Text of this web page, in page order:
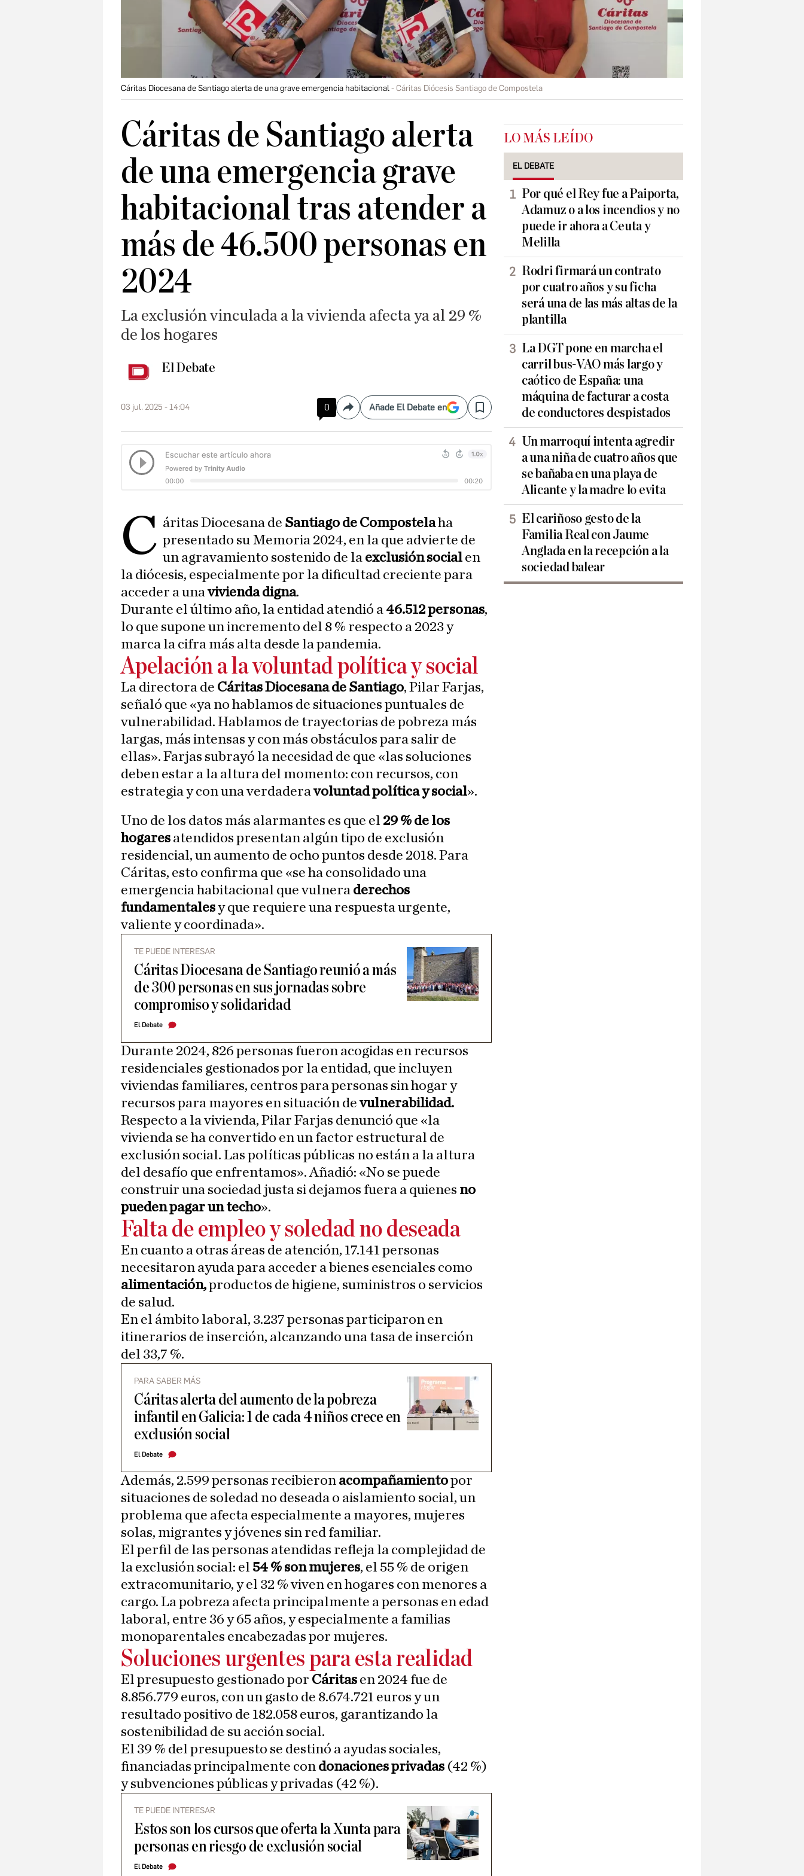
Cáritas Diocesana de Santiago alerta de una grave emergencia habitacional Cáritas Diócesis Santiago de Compostela
Cáritas de Santiago alerta
de una emergencia grave
habitacional tras atender a
más de 46.500 personas en
2024
La exclusión vinculada a la vivienda afecta ya al 29 %
de los hogares
El Debate
03 jul. 2025 - 14:04 0 CompartirAñade El Debate en Save
C áritas Diocesana de Santiago de Compostelaha
presentado su Memoria 2024, en la que advierte de
un agravamiento sostenido de la exclusión social en
la diócesis, especialmente por la dificultad creciente para
acceder a unavivienda digna.
Durante el último año, la entidad atendió a 46.512 personas,
lo que supone un incremento del 8 % respecto a 2023 y
marca la cifra más alta desde la pandemia.
Apelación a la voluntad política y social
La directora de Cáritas Diocesana de Santiago, Pilar Farjas,
señaló que «ya no hablamos de situaciones puntuales de
vulnerabilidad. Hablamos de trayectorias de pobreza más
largas, más intensas y con más obstáculos para salir de
ellas». Farjas subrayó la necesidad de que «las soluciones
deben estar a la altura del momento: con recursos, con
estrategia y con una verdaderavoluntad política y social».
Uno de los datos más alarmantes es que el 29 % de los
hogares atendidos presentan algún tipo de exclusión
residencial, un aumento de ocho puntos desde 2018. Para
Cáritas, esto confirma que «se ha consolidado una
emergencia habitacional que vulnera derechos
fundamentalesy que requiere una respuesta urgente,
valiente y coordinada».
TE PUEDE INTERESAR
Cáritas Diocesana de Santiago reunió a más
de 300 personas en sus jornadas sobre
compromiso y solidaridad
El Debate
Durante 2024, 826 personas fueron acogidas en recursos
residenciales gestionados por la entidad, que incluyen
viviendas familiares, centros para personas sin hogar y
recursos para mayores en situación devulnerabilidad.
Respecto a la vivienda, Pilar Farjas denunció que «la
vivienda se ha convertido en un factor estructural de
exclusión social. Las políticas públicas no están a la altura
del desafío que enfrentamos». Añadió: «No se puede
construir una sociedad justa si dejamos fuera a quienes no
pueden pagar un techo».
Falta de empleo y soledad no deseada
En cuanto a otras áreas de atención, 17.141 personas
necesitaron ayuda para acceder a bienes esenciales como
alimentación,productos de higiene, suministros o servicios
de salud.
En el ámbito laboral, 3.237 personas participaron en
itinerarios de inserción, alcanzando una tasa de inserción
del 33,7 %.
PARA SABER MÁS
Cáritas alerta del aumento de la pobreza
infantil en Galicia: 1 de cada 4 niños crece en
exclusión social
El Debate
Además, 2.599 personas recibieron acompañamientopor
situaciones de soledad no deseada o aislamiento social, un
problema que afecta especialmente a mayores, mujeres
solas, migrantes y jóvenes sin red familiar.
El perfil de las personas atendidas refleja la complejidad de
la exclusión social: el 54 % son mujeres, el 55 % de origen
extracomunitario, y el 32 % viven en hogares con menores a
cargo. La pobreza afecta principalmente a personas en edad
laboral, entre 36 y 65 años, y especialmente a familias
monoparentales encabezadas por mujeres.
Soluciones urgentes para esta realidad
El presupuesto gestionado por Cáritas en 2024 fue de
8.856.779 euros, con un gasto de 8.674.721 euros y un
resultado positivo de 182.058 euros, garantizando la
sostenibilidad de su acción social.
El 39 % del presupuesto se destinó a ayudas sociales,
financiadas principalmente con donaciones privadas (42 %)
y subvenciones públicas y privadas (42 %).
TE PUEDE INTERESAR
Estos son los cursos que oferta la Xunta para
personas en riesgo de exclusión social
El Debate
LO MÁS LEÍDO
EL DEBATE
Por qué el Rey fue a Paiporta,
Adamuz o a los incendios y no
puede ir ahora a Ceuta y
Melilla
Rodri firmará un contrato
por cuatro años y su ficha
será una de las más altas de la
plantilla
La DGT pone en marcha el
carril bus-VAO más largo y
caótico de España: una
máquina de facturar a costa
de conductores despistados
Un marroquí intenta agredir
a una niña de cuatro años que
se bañaba en una playa de
Alicante y la madre lo evita
El cariñoso gesto de la
Familia Real con Jaume
Anglada en la recepción a la
sociedad balear